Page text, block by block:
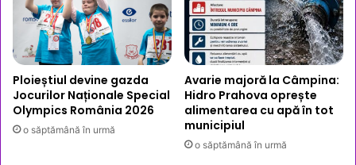
legendar
Ploieștiul devine gazda
Jocurilor Naționale Special
Olympics România 2026
o săptămână în urmă
Avarie majoră la Câmpina:
Hidro Prahova oprește
alimentarea cu apă în tot
municipiul
o săptămână în urmă